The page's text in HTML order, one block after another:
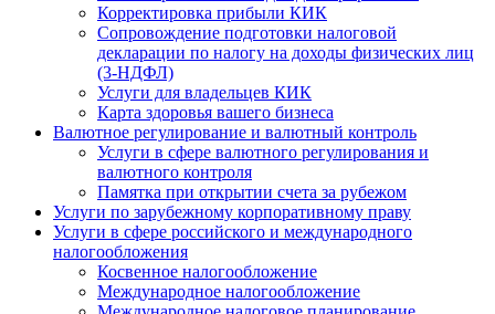
Корректировка прибыли КИК
Сопровождение подготовки налоговой
декларации по налогу на доходы физических лиц
(3-НДФЛ)
Услуги для владельцев КИК
Карта здоровья вашего бизнеса
Валютное регулирование и валютный контроль
Услуги в сфере валютного регулирования и
валютного контроля
Памятка при открытии счета за рубежом
Услуги по зарубежному корпоративному праву
Услуги в сфере российского и международного
налогообложения
Косвенное налогообложение
Международное налогообложение